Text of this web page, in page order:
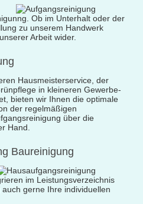
Ob im Unterhalt oder der
zu unserem Handwerk
Arbeit wider.
Hausmeisterservice, der
in kleineren Gewerbe-
bieten wir Ihnen die optimale
der regelmäßigen
über die
Hand.
Baureinigung
im Leistungsverzeichnis
gerne Ihre individuellen